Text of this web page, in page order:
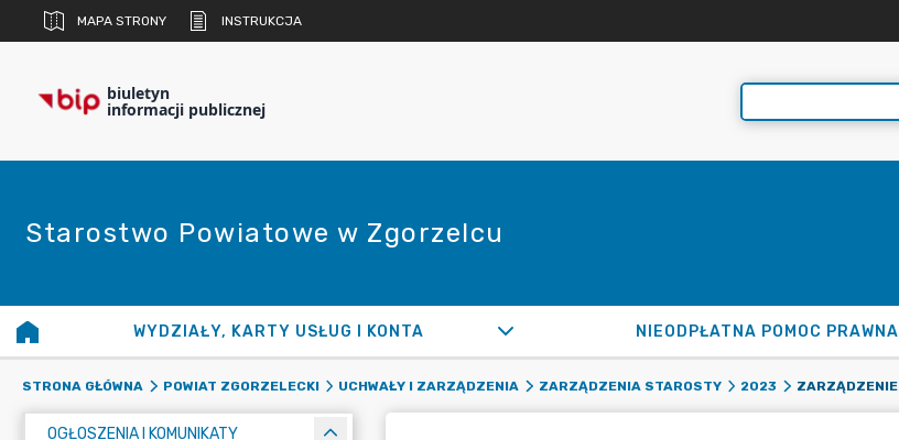
MAPA STRONY INSTRUKCJA
biuletyn
informacji publicznej
Starostwo Powiatowe w Zgorzelcu
WYDZIAŁY, KARTY USŁUG I KONTA NIEODPŁATNA POMOC PRAWNA
STRONA GŁÓWNA POWIAT ZGORZELECKI UCHWAŁY I ZARZĄDZENIA ZARZĄDZENIA STAROSTY 2023
OGŁOSZENIA I KOMUNIKATY